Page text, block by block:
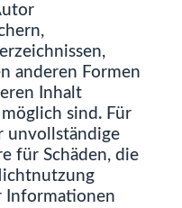
anderen Formen
Inhalt
sind. Für
unvollständige
für Schäden, die
Informationen